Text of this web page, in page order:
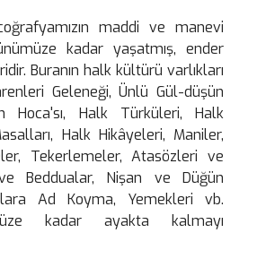
maddi ve manevi
kadar yaşatmış, ender
Buranın halk kültürü varlıkları
Geleneği, Ünlü Gül-düşün
Hoca'sı, Halk Türküleri, Halk
Halk Hikâyeleri, Maniler,
Tekerlemeler, Atasözleri ve
Beddualar, Nişan ve Düğün
Ad Koyma, Yemekleri vb.
kadar ayakta kalmayı